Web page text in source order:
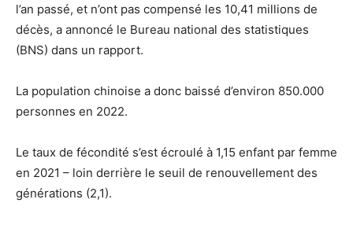
l’an passé, et n’ont pas compensé les 10,41 millions de
décès, a annoncé le Bureau national des statistiques
(BNS) dans un rapport.
La population chinoise a donc baissé d’environ 850.000
personnes en 2022.
Le taux de fécondité s’est écroulé à 1,15 enfant par femme
en 2021 – loin derrière le seuil de renouvellement des
générations (2,1).